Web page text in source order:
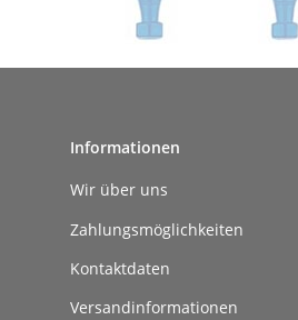
Informationen
Wir über uns
Zahlungsmöglichkeiten
Kontaktdaten
Versandinformationen